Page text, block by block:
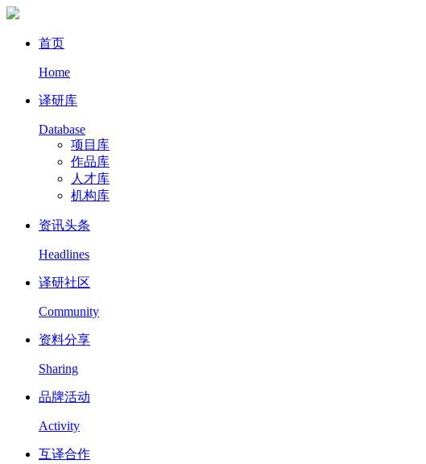
首页
Home
译研库
Database
项目库
作品库
人才库
机构库
资讯头条
Headlines
译研社区
Community
资料分享
Sharing
品牌活动
Activity
互译合作